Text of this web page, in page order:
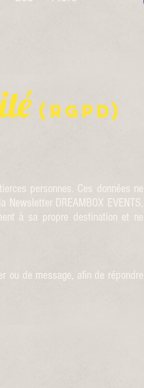
(RGPD)
personnes. Ces données ne
DREAMBOX EVENTS,
à sa propre destination et ne
ou de message, afin de répondre